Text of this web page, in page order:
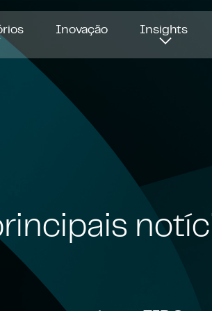
Inovação Insights